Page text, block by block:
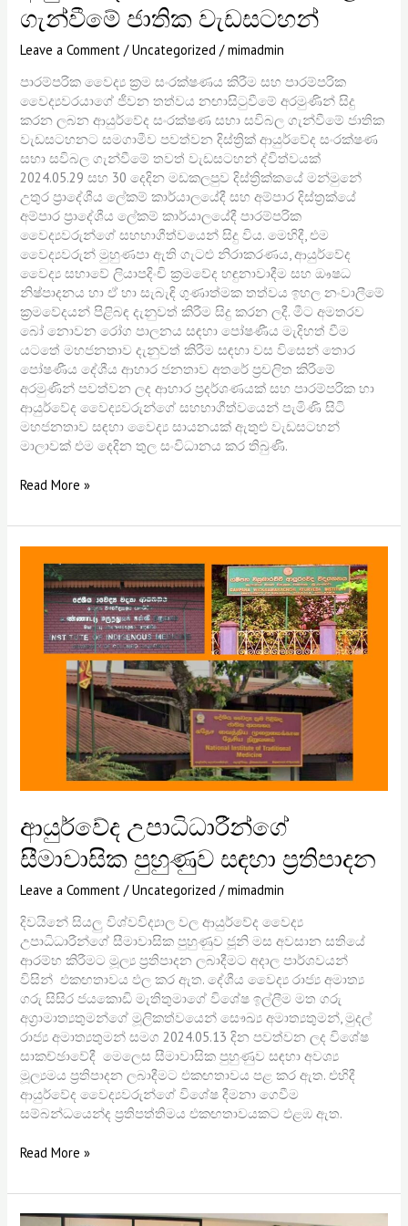
ගැන්වීමේ ජාතික වැඩසටහන්
Leave a Comment /Uncategorized /mimadmin
පාරම්පරික වෛද්‍ය ක්‍රම සංරක්ෂණය කිරීම සහ පාරම්පරික
වෛද්‍යවරයාගේ ජීවන තත්වය නඟාසිටුවීමේ අරමුණින් සිදු
කරන ලබන ආයුර්වේද සංරක්ෂණ සභා සවිබල ගැන්වීමේ ජාතික
වැඩසටහනට සමගාමීව පවත්වන දිස්ත්‍රික් ආයුර්වේද සංරක්ෂණ
සභා සවිබල ගැන්වීමේ තවත් වැඩසටහන් ද්විත්වයක්
2024.05.29 සහ 30 දෙදින මඩකලපුව දිස්ත්‍රික්කයේ මන්මුනේ
උතුර ප්‍රාදේශීය ලේකම් කාර්යාලයේදී සහ අම්පාර දිස්ත්‍රක්යේ
අම්පාර ප්‍රාදේශීය ලේකම් කාර්යාලයේදී පාරම්පරික
වෛද්‍යවරුන්ගේ සහභාගීත්වයෙන් සිදු විය. මෙහිදී, එම
වෛද්‍යවරුන් මුහුණපා ඇති ගැටළු නිරාකරණය, ආයුර්වේද
වෛද්‍ය සභාවේ ලියාපදිංචි ක්‍රමවේද හඳුනාවාදීම සහ ඖෂධ
නිෂ්පාදනය හා ඒ හා සැබැඳි ගුණාත්මක තත්වය ඉහල නංවාලීමේ
ක්‍රමවේදයන් පිළිබඳ දැනුවත් කිරීම සිදු කරන ලදී. මීට අමතරව
බෝ නොවන රෝග පාලනය සඳහා පෝෂණීය මැදිහත් වීම
යටතේ මහජනතාව දැනුවත් කිරීම සඳහා වස විසෙන් තොර
පෝෂණීය දේශීය ආහාර ජනතාව අතරේ ප්‍රචලිත කිරීමේ
අරමුණින් පවත්වන ලද ආහාර ප්‍රදර්ශණයක් සහ පාරම්පරික හා
ආයුර්වේද වෛද්‍යවරුන්ගේ සහභාගීත්වයෙන් පැමිණි සිටි
මහජනතාව සඳහා වෛද්‍ය සායනයක් ඇතුළු වැඩසටහන්
මාලාවක් එම දෙදින තුල සංවිධානය කර තිබුණි.
Read More »
ආයුර්වේද උපාධිධාරීන්ගේ
සීමාවාසික පුහුණුව සඳහා ප්‍රතිපාදන
Leave a Comment /Uncategorized /mimadmin
දිවයිනේ සියලු විශ්වවිද්‍යාල වල ආයුර්වේද වෛද්‍ය
උපාධිධාරීන්ගේ සීමාවාසික පුහුණුව ජූනි මස අවසාන සතියේ
ආරම්භ කිරීමට මූල්‍ය ප්‍රතිපාදන ලබාදීමට අදාල පාර්ශවයන්
විසින් එකඟතාවය ඵල කර ඇත. දේශීය වෛද්‍ය රාජ්‍ය අමාත්‍ය
ගරු සිසිර ජයකොඩි මැතිතුමාගේ විශේෂ ඉල්ලීම මත ගරු
අග්‍රාමාත්‍යතුමන්ගේ මූලිකත්වයෙන් සෞඛ්‍ය අමාත්‍යතුමන්, මුදල්
රාජ්‍ය අමාත්‍යතුමන් සමග 2024.05.13 දින පවත්වන ලද විශේෂ
සාකච්ඡාවේදී මෙලෙස සීමාවාසික පුහුණුව සඳහා අවශ්‍ය
මූල්‍යමය ප්‍රතිපාදන ලබාදීමට එකඟතාවය පළ කර ඇත. එහිදී
ආයුර්වේද වෛද්‍යවරුන්ගේ විශේෂ දීමනා ගෙවීම
සම්බන්ධයෙන්ද ප්‍රතිපත්තිමය එකඟතාවයකට එළඹ ඇත.
උපාධිධාරීන්ගේ
සීමාවාසික
පුහුණුව
සඳහා
ප්‍රතිපාදන
Read More »
හෙළ